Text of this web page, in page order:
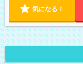
気になる！